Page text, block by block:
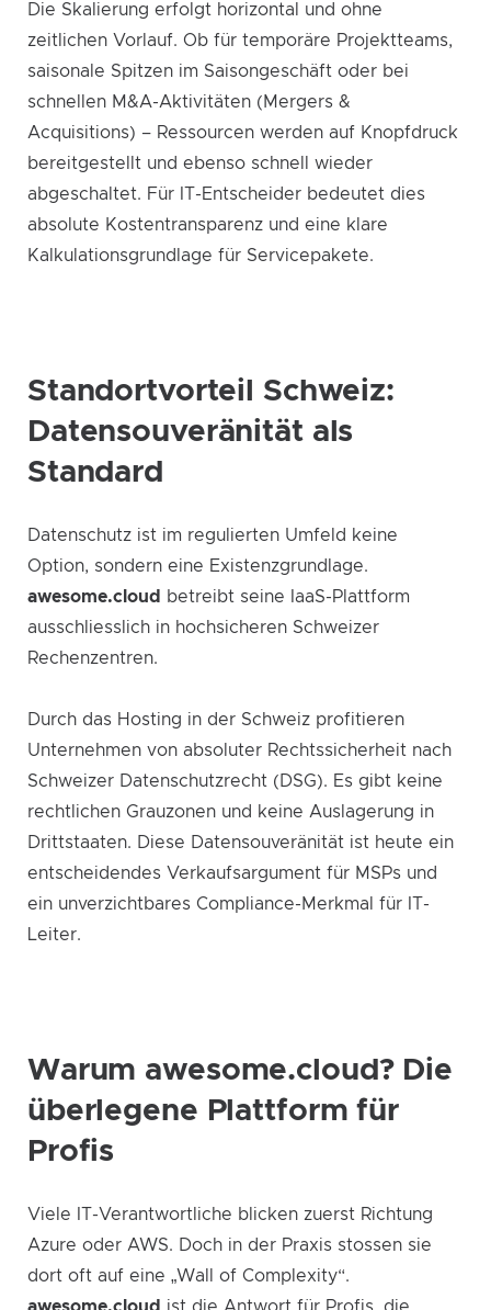
Die Skalierung erfolgt horizontal und ohne
zeitlichen Vorlauf. Ob für temporäre Projektteams,
saisonale Spitzen im Saisongeschäft oder bei
schnellen M&A-Aktivitäten (Mergers &
Acquisitions) – Ressourcen werden auf Knopfdruck
bereitgestellt und ebenso schnell wieder
abgeschaltet. Für IT-Entscheider bedeutet dies
absolute Kostentransparenz und eine klare
Kalkulationsgrundlage für Servicepakete.
Standortvorteil Schweiz:
Datensouveränität als
Standard
Datenschutz ist im regulierten Umfeld keine
Option, sondern eine Existenzgrundlage.
awesome.cloud
betreibt seine IaaS-Plattform
ausschliesslich in hochsicheren Schweizer
Rechenzentren.
Durch das Hosting in der Schweiz profitieren
Unternehmen von absoluter Rechtssicherheit nach
Schweizer Datenschutzrecht (DSG). Es gibt keine
rechtlichen Grauzonen und keine Auslagerung in
Drittstaaten. Diese Datensouveränität ist heute ein
entscheidendes Verkaufsargument für MSPs und
ein unverzichtbares Compliance-Merkmal für IT-
Leiter.
Warum awesome.cloud? Die
überlegene Plattform für
Profis
Viele IT-Verantwortliche blicken zuerst Richtung
Azure oder AWS. Doch in der Praxis stossen sie
dort oft auf eine „Wall of Complexity“.